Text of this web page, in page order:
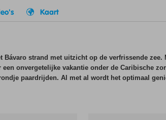
Kaart
Bávaro strand met uitzicht op de verfrissende
onvergetelijke vakantie onder de Caribische
paardrijden. Al met al wordt het optimaal